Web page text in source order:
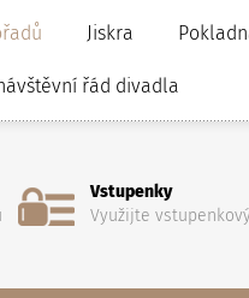
Jiskra
řád divadla
Vstupenky
Využijte